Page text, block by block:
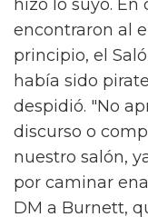
hizo lo suyo. En
encontraron al
principio, el
había sido
despidió. "No
discurso o
nuestro salón,
por caminar
DM a Burnett,